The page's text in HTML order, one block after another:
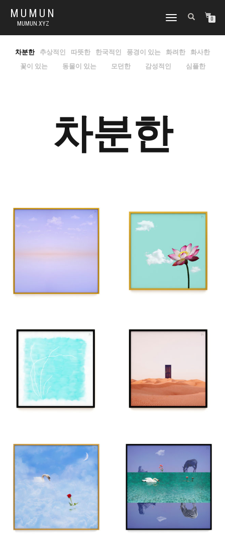
MUMUN
MUMUN.XYZ
토
내
게
이
0
차분한 추상적인 따뜻한 한국적인 풍경이 있는 화려한
화사한
꽃이 있는
동물이 있는 모던한 감성적인 심플한
차분한